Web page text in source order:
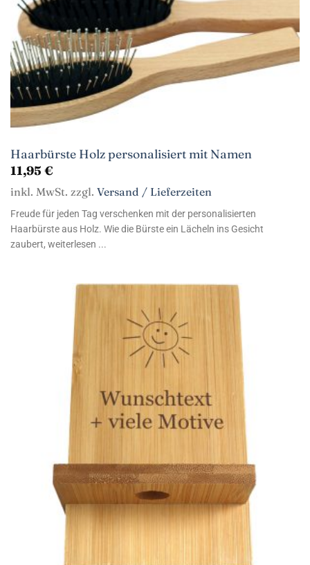
Haarbürste Holz personalisiert mit Namen
11,95 €
inkl. MwSt. zzgl. Versand / Lieferzeiten
Freude für jeden Tag verschenken mit der personalisierten
Haarbürste aus Holz. Wie die Bürste ein Lächeln ins Gesicht
zaubert, weiterlesen ...